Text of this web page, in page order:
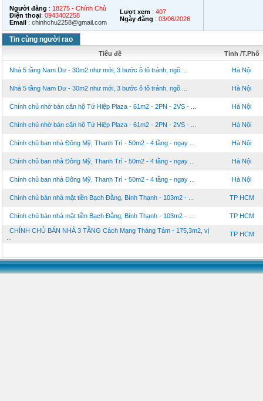
Người đăng : 18275 - Chính Chủ
Điện thoại: 0943402258
Email : chinhchu2258@gmail.com
Lượt xem : 407
Ngày đăng : 03/06/2026
Tin cùng người rao
Tiêu đề Tỉnh /T.Phố
Nhà 5 tầng Nam Dư - 30m2 như mới, 3 bước ô tô tránh, ngõ ... Hà Nội
Nhà 5 tầng Nam Dư - 30m2 như mới, 3 bước ô tô tránh, ngõ ... Hà Nội
Chính chủ nhờ bán căn hộ Tứ Hiệp Plaza - 61m2 - 2PN - 2VS - ... Hà Nội
Chính chủ nhờ bán căn hộ Tứ Hiệp Plaza - 61m2 - 2PN - 2VS - ... Hà Nội
Chính chủ ban nhà Đông Mỹ, Thanh Trì - 50m2 - 4 tầng - ngay ... Hà Nội
Chính chủ ban nhà Đông Mỹ, Thanh Trì - 50m2 - 4 tầng - ngay ... Hà Nội
Chính chủ ban nhà Đông Mỹ, Thanh Trì - 50m2 - 4 tầng - ngay ... Hà Nội
Chính chủ bán nhà mặt tiền Bạch Đằng, Bình Thạnh - 103m2 - ... TP HCM
Chính chủ bán nhà mặt tiền Bạch Đằng, Bình Thạnh - 103m2 - ... TP HCM
CHÍNH CHỦ BÁN NHÀ 3 TẦNG Cách Mạng Tháng Tám - 175,3m2, vị
TP HCM